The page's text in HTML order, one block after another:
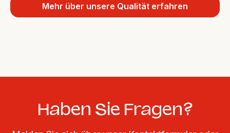
Mehr über unsere Qualität erfahren
Haben Sie Fragen?